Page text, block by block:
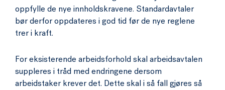
oppfylle de nye innholdskravene. Standardavtaler
bør derfor oppdateres i god tid før de nye reglene
trer i kraft.
For eksisterende arbeidsforhold skal arbeidsavtalen
suppleres i tråd med endringene dersom
arbeidstaker krever det. Dette skal i så fall gjøres så